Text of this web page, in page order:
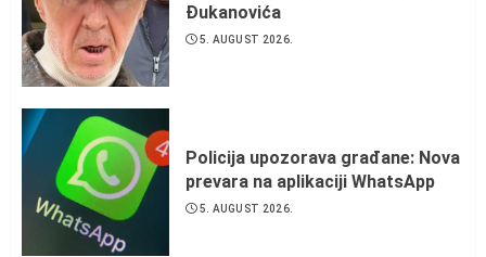
Đukanovića
5. AUGUST 2026.
Policija upozorava građane: Nova
prevara na aplikaciji WhatsApp
5. AUGUST 2026.